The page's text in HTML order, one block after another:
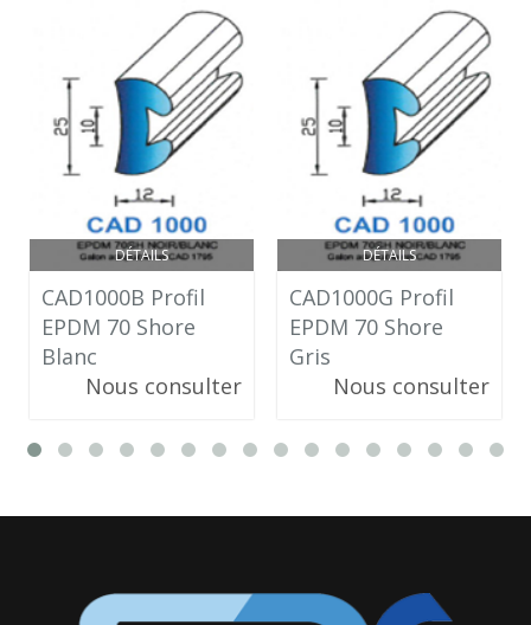
DÉTAILS
CAD1000B Profil
EPDM 70 Shore
Blanc
Nous consulter
DÉTAILS
CAD1000G Profil
EPDM 70 Shore
Gris
Nous consulter